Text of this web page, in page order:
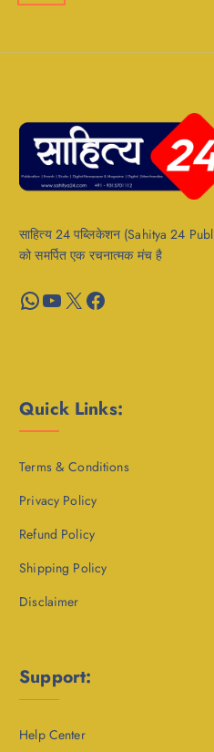
साहित्य 24 पब्लिकेशन (Sahitya 24
को समर्पित एक रचनात्मक मंच है
WhatsApp YouTube X Facebook
Quick Links:
Terms & Conditions
Privacy Policy
Refund Policy
Shipping Policy
Disclaimer
Support:
Help Center